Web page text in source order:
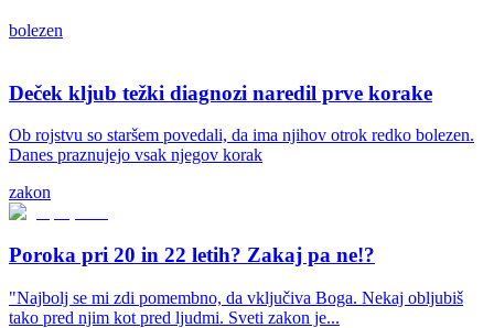
bolezen
Deček kljub težki diagnozi naredil prve korake
Ob rojstvu so staršem povedali, da ima njihov otrok redko bolezen.
Danes praznujejo vsak njegov korak
zakon
Poroka pri 20 in 22 letih? Zakaj pa ne!?
"Najbolj se mi zdi pomembno, da vključiva Boga. Nekaj obljubiš
tako pred njim kot pred ljudmi. Sveti zakon je...